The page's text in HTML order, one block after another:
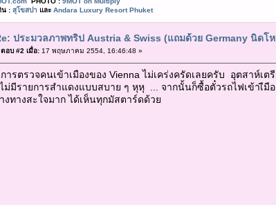
น : สุโขสปา และ Andara Luxury Resort Phuket
ประมวลภาพทริป Austria & Swiss (แถมด้วย Germany นิดโ
ตอบ #2 เมื่อ:17 พฤษภาคม 2554, 16:46:48 »
ารตรวจคนเข้าเมืองของ Vienna ไม่เคร่งครัดเลยครับ อุตสาห์เ
ม่มีรายการสำแดงแบบสบาย ๆ หุหุ ... จากนั้นก็ซื้อตั๋วรถไฟเข้าเืมื
งทางสะใจมาก ได้เห็นทุกมัสตาร์ดด้วย